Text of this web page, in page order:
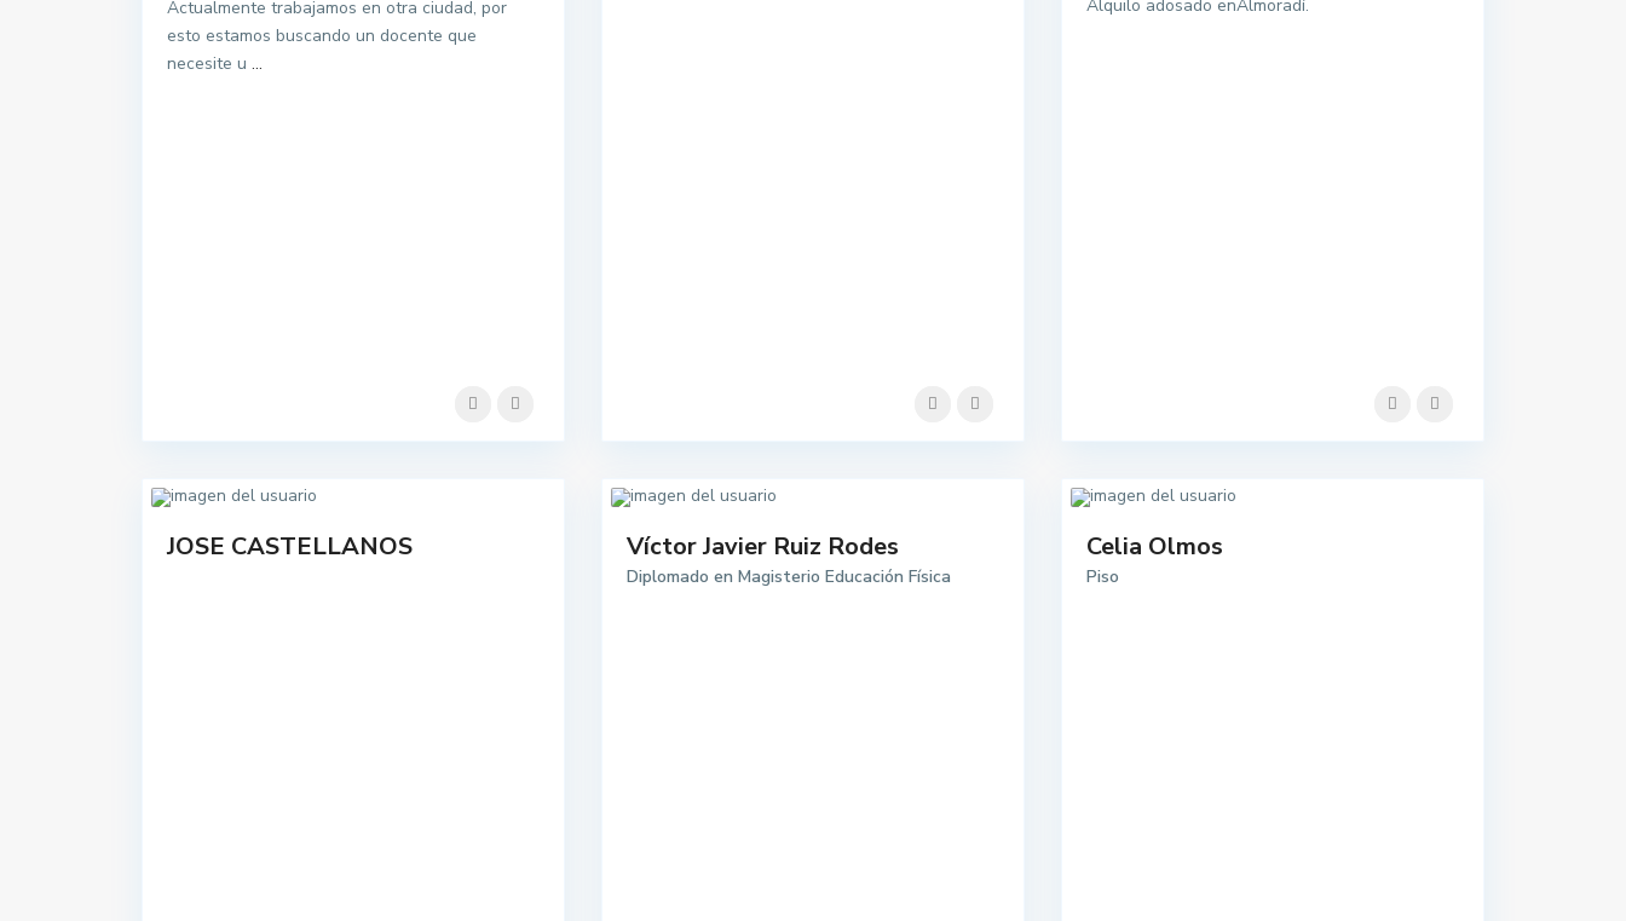
Actualmente trabajamos en otra ciudad, por
esto estamos buscando un docente que
necesite u ...
Alquilo adosado enAlmoradí.
JOSE CASTELLANOS Víctor Javier Ruiz Rodes
Diplomado en Magisterio Educación Física
Celia Olmos
Piso